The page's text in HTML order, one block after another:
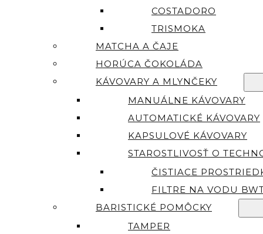
COSTADORO
TRISMOKA
MATCHA A ČAJE
HORÚCA ČOKOLÁDA
KÁVOVARY A MLYNČEKY
MANUÁLNE KÁVOVARY
AUTOMATICKÉ KÁVOVARY
KAPSULOVÉ KÁVOVARY
STAROSTLIVOSŤ O
ČISTIACE
FILTRE NA VODU
BARISTICKÉ POMÔCKY
TAMPER